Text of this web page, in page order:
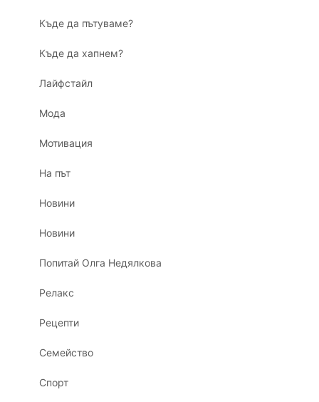
Къде да пътуваме?
Къде да хапнем?
Лайфстайл
Мода
Мотивация
На път
Новини
Новини
Попитай Олга Недялкова
Релакс
Рецепти
Семейство
Спорт